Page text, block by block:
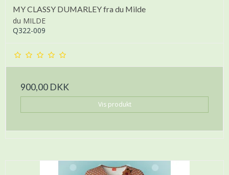
MY CLASSY DUMARLEY fra du Milde
du MILDE
Q322-009
900,00 DKK
Vis produkt